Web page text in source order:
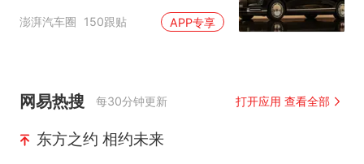
自主高端市场制高点
澎湃汽车圈 150跟贴 APP专享
网易热搜 每30分钟更新 打开应用 查看全部
东方之约 相约未来